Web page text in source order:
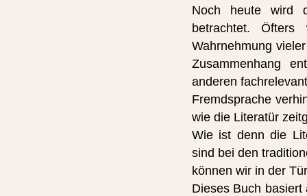
Noch heute wird
betrachtet.
Wahrnehmung
Zusammenhang
anderen
Fremdsprache
wie die Literatür
Wie ist denn die
sind bei den
können wir in der
Dieses Buch